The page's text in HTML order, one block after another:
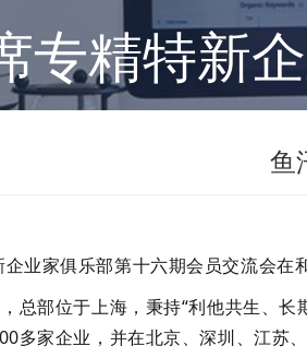
专精特新
鱼
业家俱乐部第十六期会员交流会在
总部位于上海，秉持“利他共生、长
多家企业，并在北京、深圳、江苏